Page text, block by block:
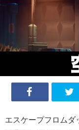
エスケープフロムダ